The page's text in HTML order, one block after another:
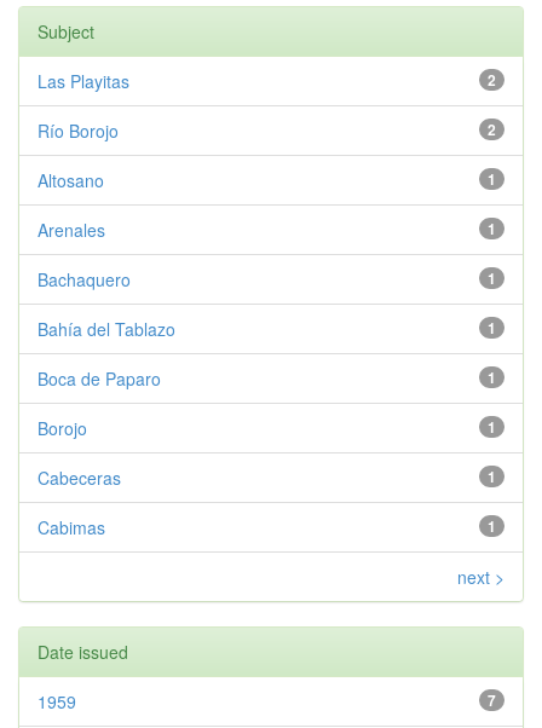
Subject
2
Las Playitas
2
Río Borojo
1
Altosano
1
Arenales
1
Bachaquero
1
Bahía del Tablazo
1
Boca de Paparo
1
Borojo
1
Cabeceras
1
Cabimas
next >
Date issued
7
1959